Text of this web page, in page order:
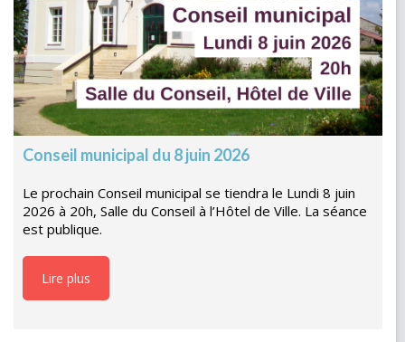
Conseil municipal du 8 juin 2026
Le prochain Conseil municipal se tiendra le Lundi 8 juin
2026 à 20h, Salle du Conseil à l’Hôtel de Ville. La séance
est publique.
Lire plus